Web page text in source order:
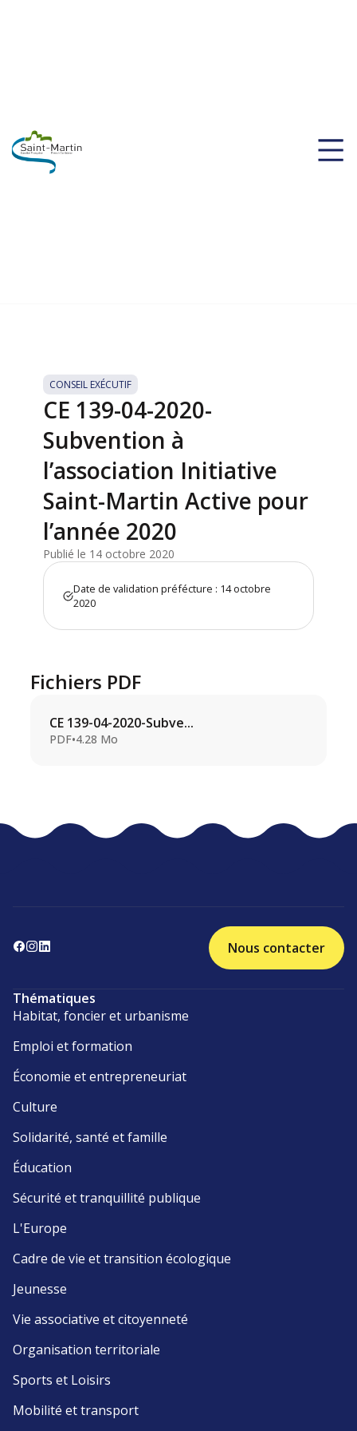
CONSEIL EXÉCUTIF
CE 139-04-2020-
Subvention à
l’association Initiative
Saint-Martin Active pour
l’année 2020
Publié le 14 octobre 2020
Date de validation préfécture : 14 octobre
2020
Fichiers PDF
CE 139-04-2020-Subve...
PDF•4.28 Mo
Nous contacter
Thématiques
Habitat, foncier et urbanisme
Emploi et formation
Économie et entrepreneuriat
Culture
Solidarité, santé et famille
Éducation
Sécurité et tranquillité publique
L'Europe
Cadre de vie et transition écologique
Jeunesse
Vie associative et citoyenneté
Organisation territoriale
Sports et Loisirs
Mobilité et transport